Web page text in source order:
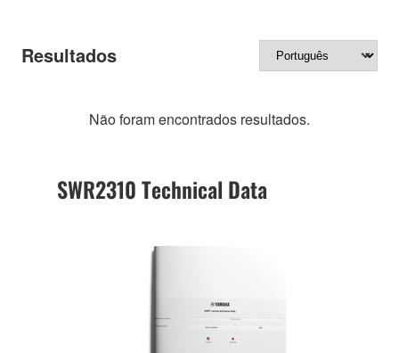
Resultados
Não foram encontrados resultados.
SWR2310 Technical Data